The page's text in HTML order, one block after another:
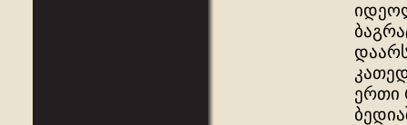
ერთი